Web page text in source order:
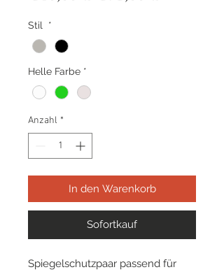
Stil *
Helle Farbe *
Anzahl *
In den Warenkorb
Sofortkauf
Spiegelschutzpaar passend für